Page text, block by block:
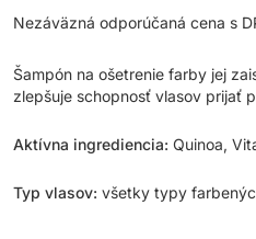
Nezáväzná odporúčaná cena s
Šampón na ošetrenie farby jej
zlepšuje schopnosť vlasov prijať
Aktívna ingrediencia: Quinoa,
Typ vlasov: všetky typy